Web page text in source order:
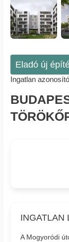
Eladó új
Ingatlan
INGATLAN
A Mogyoródi